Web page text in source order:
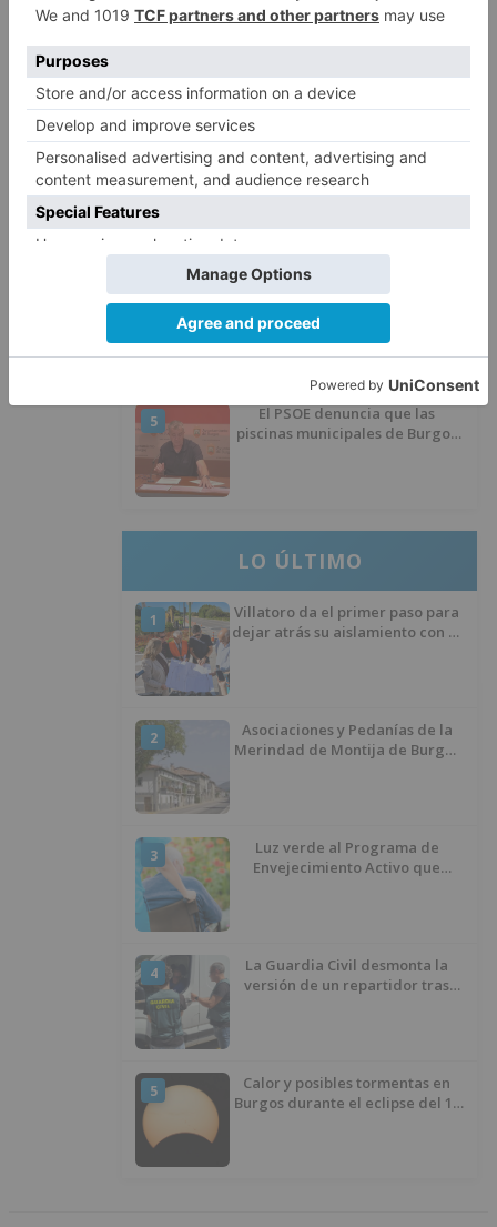
Burgos a punto de culminar su
proceso de realojo
3
Un libro rescata la historia y
memoria del pueblo burgalés de
4
CCOO Burgos tramita más de 200
expedientes de regularización
de inmigrantes
5
El PSOE denuncia que las
piscinas municipales de Burgos
LO ÚLTIMO
1
Villatoro da el primer paso para
dejar atrás su aislamiento con el
2
Asociaciones y Pedanías de la
Merindad de Montija de Burgos
3
Luz verde al Programa de
Envejecimiento Activo que
4
La Guardia Civil desmonta la
versión de un repartidor tras
5
Calor y posibles tormentas en
Burgos durante el eclipse del 12